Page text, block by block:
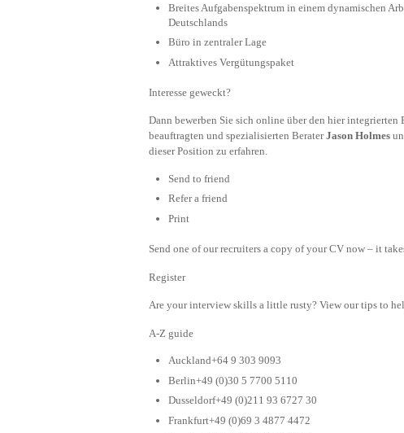
Breites Aufgabenspektrum in einem dynamischen
Deutschlands
Büro in zentraler Lage
Attraktives Vergütungspaket
Interesse geweckt?
Dann bewerben Sie sich online über den hier
beauftragten und spezialisierten BeraterJason Holmes
dieser Position zu erfahren.
Send to friend
Refer a friend
Print
Send one of our recruiters a copy of your CV now – it
Register
Are your interview skills a little rusty? View our tips to
A-Z guide
Auckland+64 9 303 9093
Berlin+49 (0)30 5 7700 5110
Dusseldorf+49 (0)211 93 6727 30
Frankfurt+49 (0)69 3 4877 4472